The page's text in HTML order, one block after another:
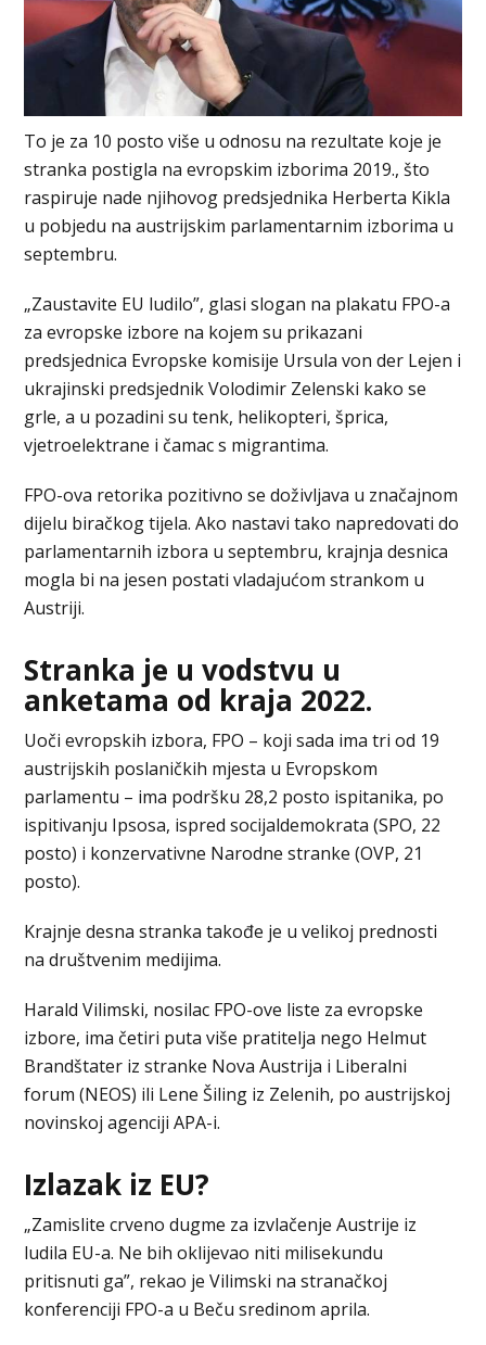
To je za 10 posto više u odnosu na rezultate koje je
stranka postigla na evropskim izborima 2019., što
raspiruje nade njihovog predsjednika Herberta Kikla
u pobjedu na austrijskim parlamentarnim izborima u
septembru.
„Zaustavite EU ludilo”, glasi slogan na plakatu FPO-a
za evropske izbore na kojem su prikazani
predsjednica Evropske komisije Ursula von der Lejen i
ukrajinski predsjednik Volodimir Zelenski kako se
grle, a u pozadini su tenk, helikopteri, šprica,
vjetroelektrane i čamac s migrantima.
FPO-ova retorika pozitivno se doživljava u značajnom
dijelu biračkog tijela. Ako nastavi tako napredovati do
parlamentarnih izbora u septembru, krajnja desnica
mogla bi na jesen postati vladajućom strankom u
Austriji.
Stranka je u vodstvu u
anketama od kraja 2022.
Uoči evropskih izbora, FPO – koji sada ima tri od 19
austrijskih poslaničkih mjesta u Evropskom
parlamentu – ima podršku 28,2 posto ispitanika, po
ispitivanju Ipsosa, ispred socijaldemokrata (SPO, 22
posto) i konzervativne Narodne stranke (OVP, 21
posto).
Krajnje desna stranka takođe je u velikoj prednosti
na društvenim medijima.
Harald Vilimski, nosilac FPO-ove liste za evropske
izbore, ima četiri puta više pratitelja nego Helmut
Brandštater iz stranke Nova Austrija i Liberalni
forum (NEOS) ili Lene Šiling iz Zelenih, po austrijskoj
novinskoj agenciji APA-i.
Izlazak iz EU?
„Zamislite crveno dugme za izvlačenje Austrije iz
ludila EU-a. Ne bih oklijevao niti milisekundu
pritisnuti ga”, rekao je Vilimski na stranačkoj
konferenciji FPO-a u Beču sredinom aprila.